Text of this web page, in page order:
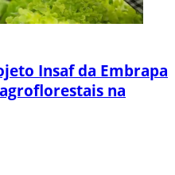
Insaf da Embrapa
na